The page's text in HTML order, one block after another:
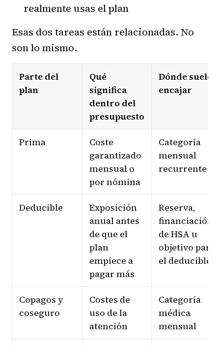
realmente usas el plan
Esas dos tareas están relacionadas. No
son lo mismo.
Parte del
plan
Qué
significa
dentro del
presupuesto
Dónde suele
encajar
Prima
Coste
garantizado
mensual o
por nómina
Categoría
mensual
recurrente
Deducible
Exposición
anual antes
de que el
plan
empiece a
pagar más
Reserva,
financiación
de HSA u
objetivo para
el deducible
Copagos y
coseguro
Costes de
uso de la
atención
Categoría
médica
mensual